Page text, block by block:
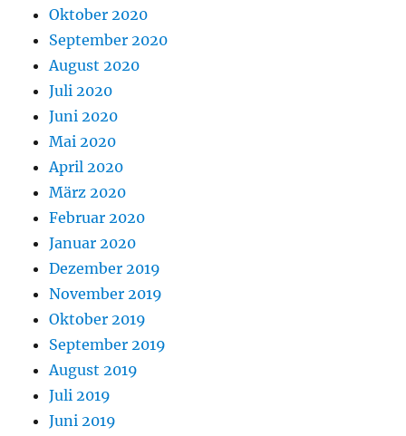
Oktober 2020
September 2020
August 2020
Juli 2020
Juni 2020
Mai 2020
April 2020
März 2020
Februar 2020
Januar 2020
Dezember 2019
November 2019
Oktober 2019
September 2019
August 2019
Juli 2019
Juni 2019